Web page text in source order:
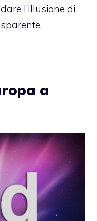
l’illusione di
a